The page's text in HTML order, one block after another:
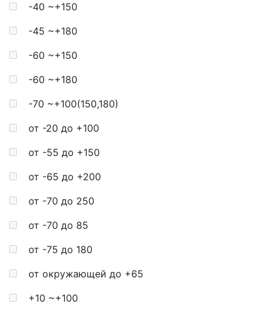
-40 ~+150
-45 ~+180
-60 ~+150
-60 ~+180
-70 ~+100(150,180)
от -20 до +100
от -55 до +150
от -65 до +200
от -70 до 250
от -70 до 85
от -75 до 180
от окружающей до +65
+10 ~+100